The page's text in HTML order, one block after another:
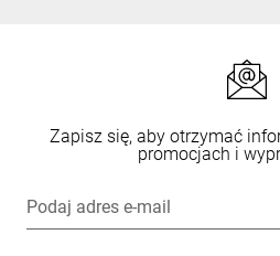
Zapisz się, aby otrzymać
promocjach i
Podaj adres e-mail